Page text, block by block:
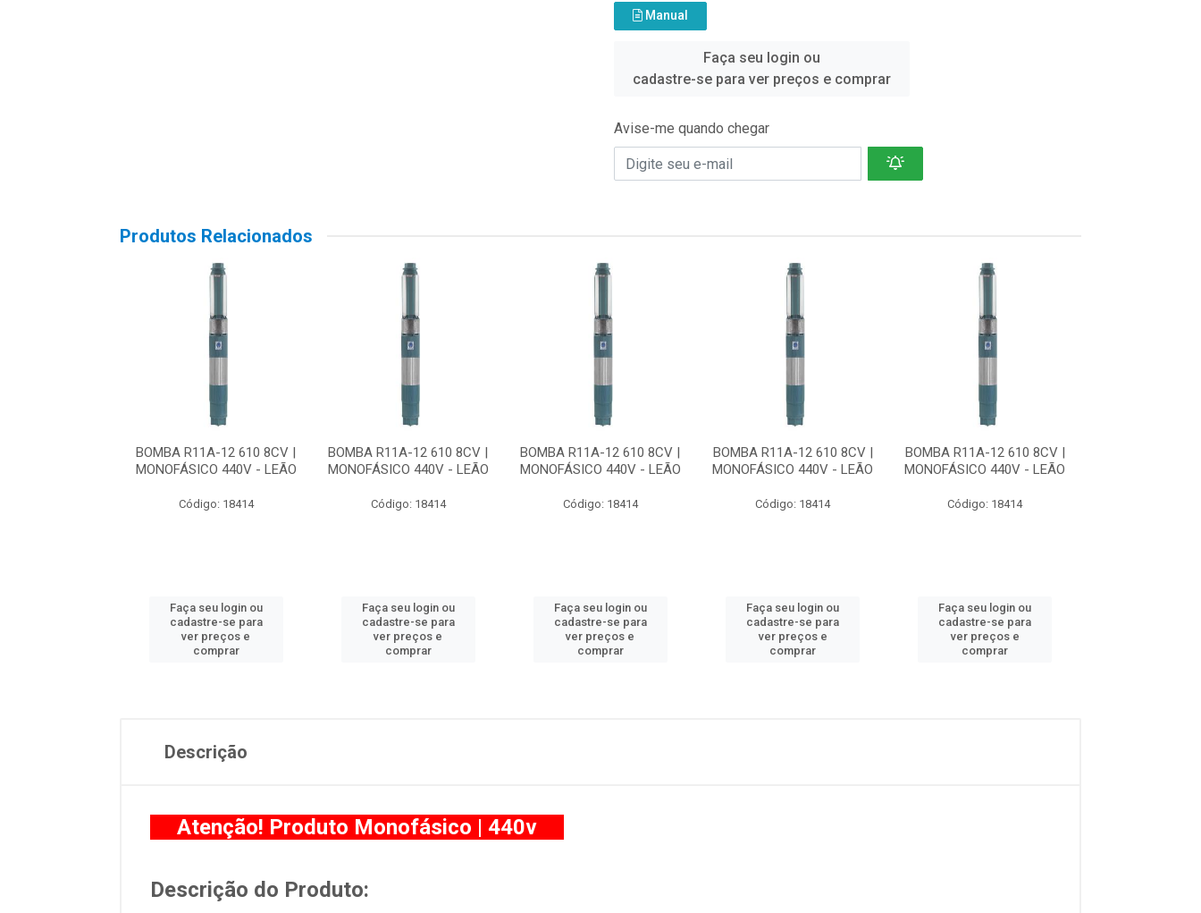
Manual
Faça seu login ou
cadastre-se para ver preços e comprar
Avise-me quando chegar
Produtos Relacionados
BOMBA R11A-12 610 8CV |
MONOFÁSICO 440V - LEÃO
Código: 18414
Faça seu login ou
cadastre-se para
ver preços e
comprar
BOMBA R11A-12 610 8CV |
MONOFÁSICO 440V - LEÃO
Código: 18414
Faça seu login ou
cadastre-se para
ver preços e
comprar
BOMBA R11A-12 610 8CV |
MONOFÁSICO 440V - LEÃO
Código: 18414
Faça seu login ou
cadastre-se para
ver preços e
comprar
BOMBA R11A-12 610 8CV |
MONOFÁSICO 440V - LEÃO
Código: 18414
Faça seu login ou
cadastre-se para
ver preços e
comprar
BOMBA R11A-12 610 8CV |
MONOFÁSICO 440V - LEÃO
Código: 18414
Faça seu login ou
cadastre-se para
ver preços e
comprar
Descrição
Atenção! Produto Monofásico | 440v
Descrição do Produto: